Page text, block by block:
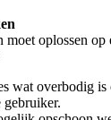
oplossen op
wat overbodig is
gebruiker.